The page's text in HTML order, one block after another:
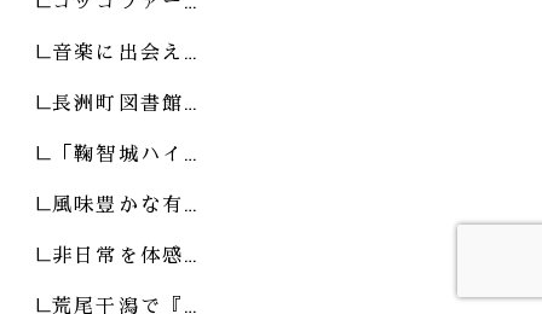
音楽に出会え…
長洲町図書館…
「鞠智城ハイ…
風味豊かな有…
非日常を体感…
荒尾干潟で『…